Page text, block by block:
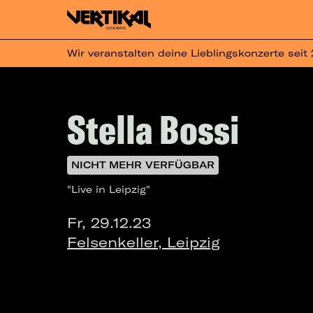
Wir veranstalten deine Lieblingskonzerte seit
Stella Bossi
NICHT MEHR VERFÜGBAR
"Live in Leipzig"
Fr, 29.12.23
Felsenkeller, Leipzig